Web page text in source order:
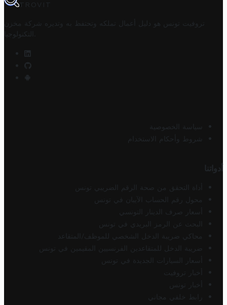
TROVIT
تروفيت تونس هو دليل أعمال تملكه وتحتفظ به وتديره
شركة مخزن
التكنولوجيا
سياسة الخصوصية
شروط وأحكام الاستخدام
أدواتنا
أداة التحقق من صحة الرقم الضريبي تونس
محول رقم الحساب الآيبان في تونس
أسعار صرف الدينار التونسي
البحث عن الرمز البريدي في تونس
محاكي ضريبة الدخل الشخصي للموظف/المتقاعد
ضريبة الدخل للمتقاعدين الفرنسيين المقيمين في تونس
أسعار السيارات الجديدة في تونس
أخبار تروفيت
أخبار تونس
رابط خلفي مجاني